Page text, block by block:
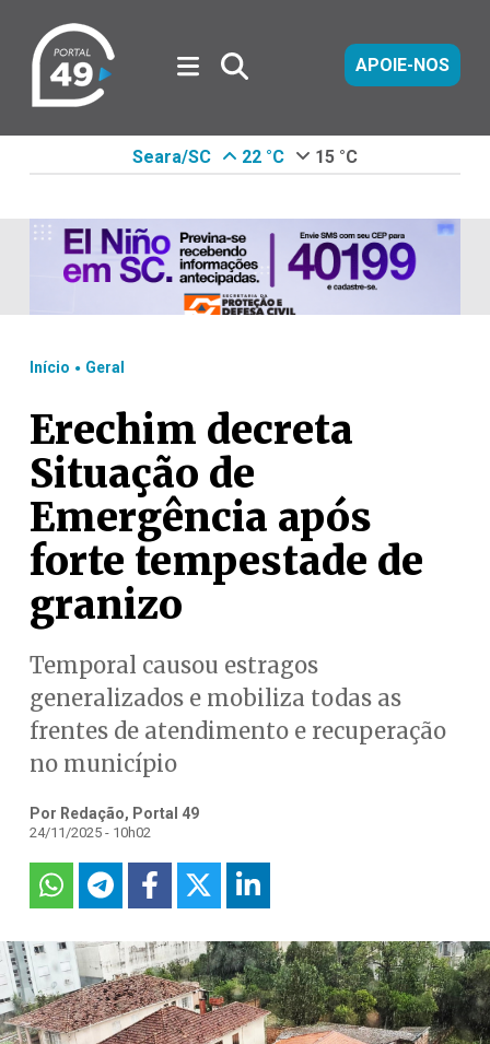
APOIE-NOS
Seara/SC 22 °C 15 °C
Início . Geral
Erechim decreta
Situação de
Emergência após
forte tempestade de
granizo
Temporal causou estragos
generalizados e mobiliza todas as
frentes de atendimento e recuperação
no município
Por Redação, Portal 49
24/11/2025 - 10h02